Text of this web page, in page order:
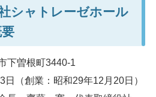
シャトレーゼホール
下曽根町3440-1
（創業：昭和29年12月20日）